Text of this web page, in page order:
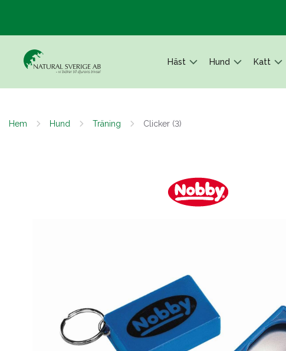
Häst Hund Katt
Hem Hund Träning Clicker (3)